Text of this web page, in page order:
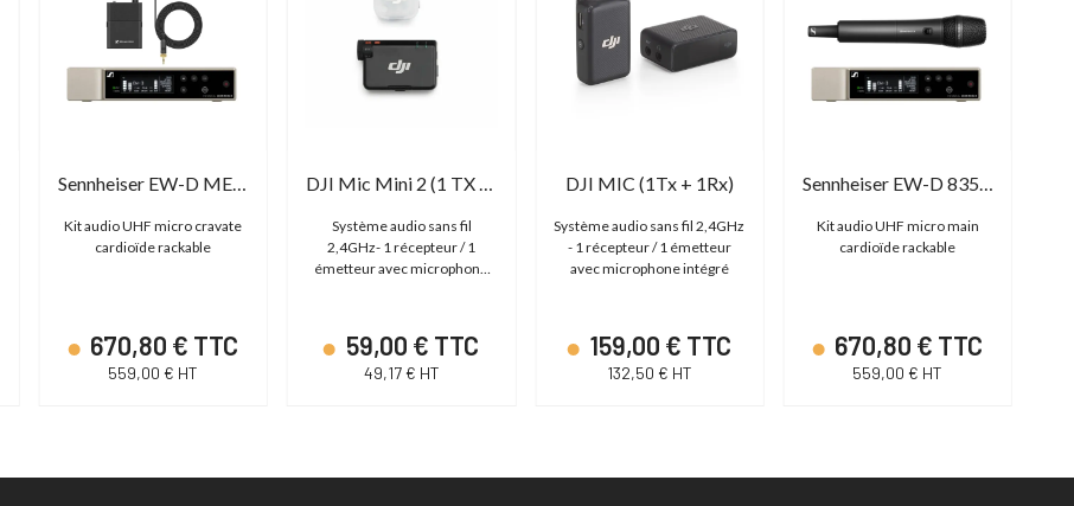
Sennheiser EW-D ME 4 Lavalier Set
Kit audio UHF micro cravate
cardioïde rackable
670,80 € TTC
559,00 € HT
Système audio sans fil
2,4GHz- 1 récepteur / 1
émetteur avec microphone
59,00 € TTC
49,17 € HT
DJI MIC (1Tx + 1Rx)
Système audio sans fil 2,4GHz
- 1 récepteur / 1 émetteur
avec microphone intégré
159,00 € TTC
132,50 € HT
Kit audio UHF micro main
cardioïde rackable
670,80 € TTC
559,00 € HT